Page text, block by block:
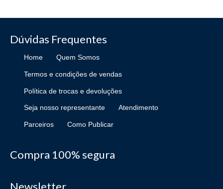
Dúvidas Frequentes
Home Quem Somos
Termos e condições de vendas
Política de trocas e devoluções
Seja nosso representante Atendimento
Parceiros Como Publicar
Compra 100% segura
Newsletter